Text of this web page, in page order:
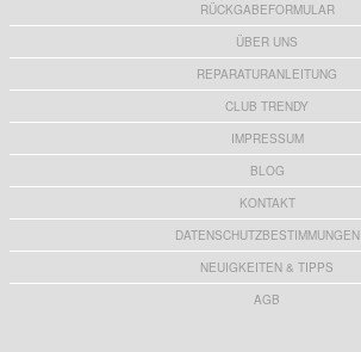
RÜCKGABEFORMULAR
ÜBER UNS
REPARATURANLEITUNG
CLUB TRENDY
IMPRESSUM
BLOG
KONTAKT
DATENSCHUTZBESTIMMUNGEN
NEUIGKEITEN & TIPPS
AGB